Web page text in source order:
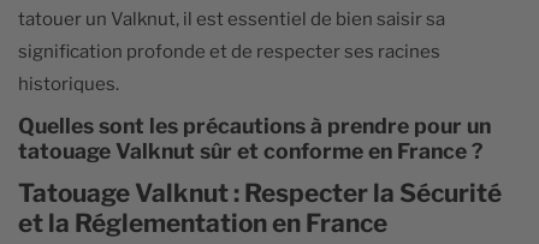
tatouer un Valknut, il est essentiel de bien saisir sa
signification profonde et de respecter ses racines
historiques.
Quelles sont les précautions à prendre pour un
tatouage Valknut sûr et conforme en France ?
Tatouage Valknut : Respecter la Sécurité
et la Réglementation en France